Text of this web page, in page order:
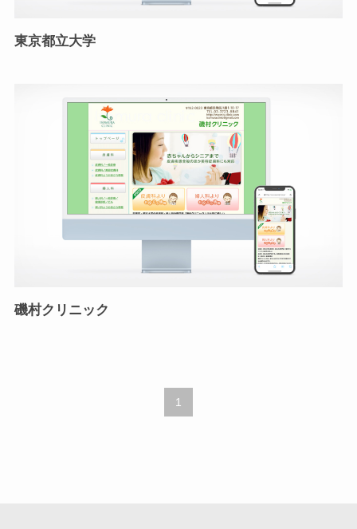
東京都立大学
磯村クリニック
1